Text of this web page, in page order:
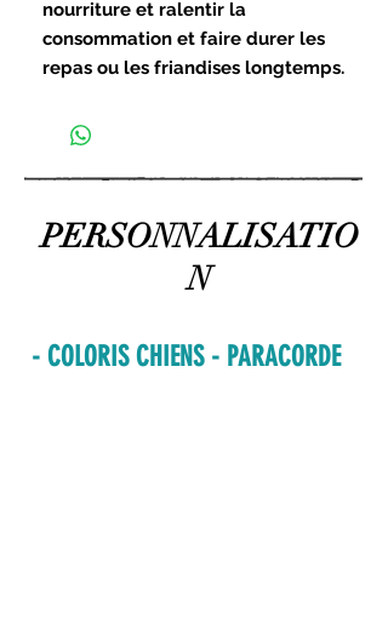
nourriture et ralentir la
consommation et faire durer les
repas ou les friandises longtemps.
PERSONNALISATIO
N
- COLORIS CHIENS - PARACORDE